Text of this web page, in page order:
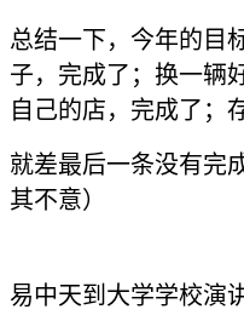
总结一下，今年的目
子，完成了；换一辆
自己的店，完成了；
就差最后一条没有完
其不意）
易中天到大学学校演